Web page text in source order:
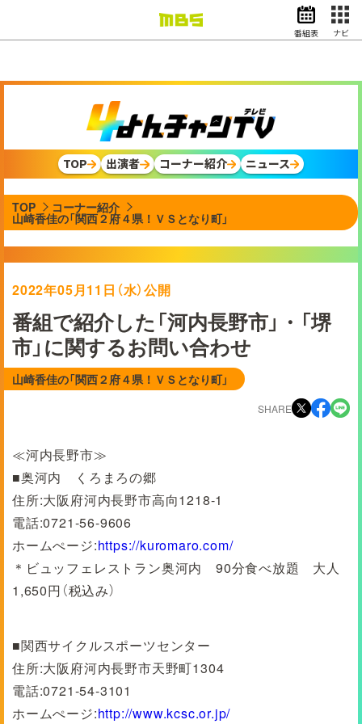
ドラマ
スポーツ
動画イズム ニュース
天気・防災
映画 アナウンサー
グッズ
EN 検索 番組表
番組表 ナビ
TOP 出演者 コーナー紹介 ニュース
TOP コーナー紹介
山崎香佳の「関西２府４県！ＶＳとなり町」
2022年05月11日（水）公開
番組で紹介した「河内長野市」・「堺
市」に関するお問い合わせ
山崎香佳の「関西２府４県！ＶＳとなり町」
SHARE
≪河内長野市≫
■奥河内 くろまろの郷
住所:大阪府河内長野市高向1218-1
電話:0721-56-9606
ホームぺージ:https://kuromaro.com/
＊ビュッフェレストラン奥河内 90分食べ放題 大人
1,650円（税込み）
■関西サイクルスポーツセンター
住所:大阪府河内長野市天野町1304
電話:0721-54-3101
ホームぺージ:http://www.kcsc.or.jp/